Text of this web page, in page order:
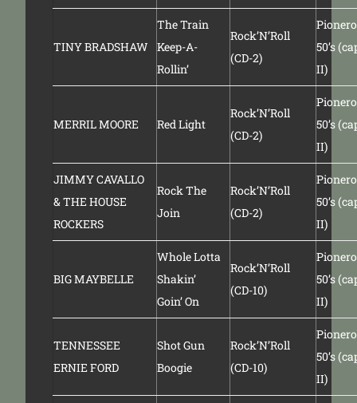
TINY BRADSHAW
The Train
Keep-A-
Rollin’
Rock’N’Roll
(CD-2)
50’s
II)
MERRIL MOORE Red Light
Rock’N’Roll
(CD-2)
50’s
II)
JIMMY CAVALLO
& THE HOUSE
ROCKERS
Rock The
Join
Rock’N’Roll
(CD-2)
50’s
II)
BIG MAYBELLE
Whole Lotta
Shakin’
Goin’ On
Rock’N’Roll
(CD-10)
50’s
II)
TENNESSEE
ERNIE FORD
Shot Gun
Boogie
Rock’N’Roll
(CD-10)
50’s
II)